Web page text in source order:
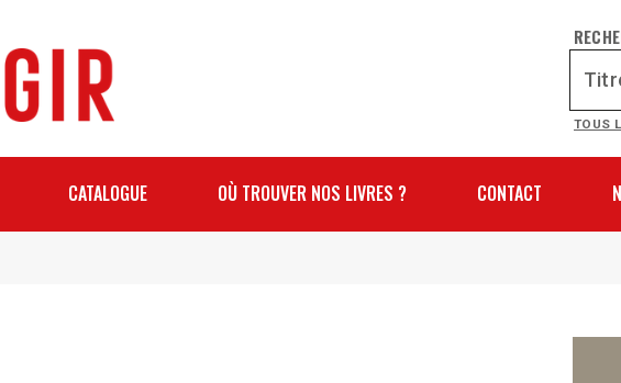
TOUS
CATALOGUE OÙ TROUVER NOS LIVRES ? CONTACT